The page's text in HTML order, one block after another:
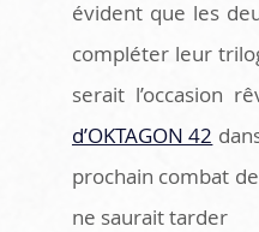
évident que les
compléter leur
serait l’occasion
d’OKTAGON 42
prochain combat
ne saurait tarder